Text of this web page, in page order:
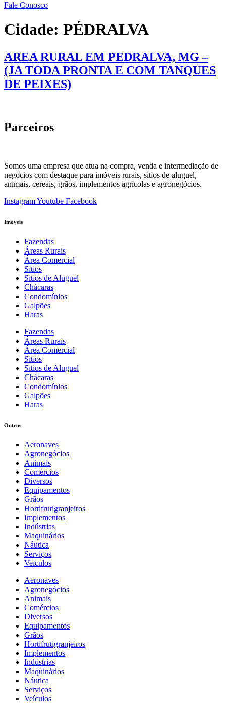
Fale Conosco
Cidade: PÉDRALVA
AREA RURAL EM PEDRALVA, MG –
(JA TODA PRONTA E COM TANQUES
DE PEIXES)
Parceiros
Somos uma empresa que atua na compra, venda e intermediação de
negócios com destaque para imóveis rurais, sítios de aluguel,
animais, cereais, grãos, implementos agrícolas e agronegócios.
InstagramYoutube Facebook
Imóveis
Fazendas
Áreas Rurais
Área Comercial
Sítios
Sítios de Aluguel
Chácaras
Condomínios
Galpões
Haras
Fazendas
Áreas Rurais
Área Comercial
Sítios
Sítios de Aluguel
Chácaras
Condomínios
Galpões
Haras
Outros
Aeronaves
Agronegócios
Animais
Comércios
Diversos
Equipamentos
Grãos
Hortifrutigranjeiros
Implementos
Indústrias
Maquinários
Náutica
Serviços
Veículos
Aeronaves
Agronegócios
Animais
Comércios
Diversos
Equipamentos
Grãos
Hortifrutigranjeiros
Implementos
Indústrias
Maquinários
Náutica
Serviços
Veículos